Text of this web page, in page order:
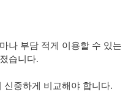
나 부담 적게 이용할 수 있는
습니다.
신중하게 비교해야 합니다.